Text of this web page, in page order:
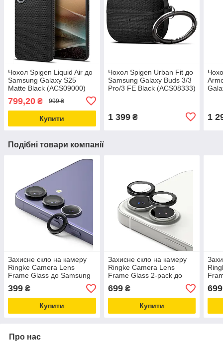
Чохол Spigen Liquid Air до
Samsung Galaxy S25
Matte Black (ACS09000)
799,20 ₴ 999 ₴
Купити
Чохол Spigen Urban Fit до
Samsung Galaxy Buds 3/3
Pro/3 FE Black (ACS08333)
1 399₴ 1
Подібні товари компанії
Захисне скло на камеру
Ringke Camera Lens
Frame Glass до Samsung
Galaxy S24+ Plus Black
(CLF1G002)
399 ₴
Купити
Захисне скло на камеру
Ringke Camera Lens
Frame Glass 2-pack до
iPhone 17 Black
(CLF1G1128)
699₴
Купити
699
Про нас